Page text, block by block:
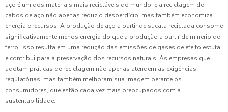
aço é um dos materiais mais recicláveis do mundo, e a reciclagem de
cabos de aço não apenas reduz o desperdício, mas também economiza
energia e recursos. A produção de aço a partir de sucata reciclada consome
significativamente menos energia do que a produção a partir de minério de
ferro. Isso resulta em uma redução das emissões de gases de efeito estufa
e contribui para a preservação dos recursos naturais. As empresas que
adotam práticas de reciclagem não apenas atendem às exigências
regulatórias, mas também melhoram sua imagem perante os
consumidores, que estão cada vez mais preocupados com a
sustentabilidade.